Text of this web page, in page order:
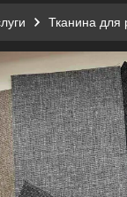
Тканина для